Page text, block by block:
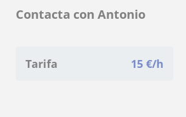
Contacta con Antonio
Tarifa 15 €/h